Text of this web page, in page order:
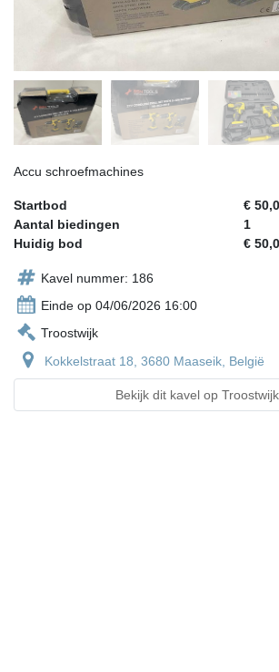
Accu schroefmachines
Startbod
€
Aantal biedingen
1
Huidig bod
€
Kavel nummer: 186
Einde op 04/06/2026 16:00
Troostwijk
Kokkelstraat 18, 3680 Maaseik, België
Bekijk dit kavel op Troostwijk